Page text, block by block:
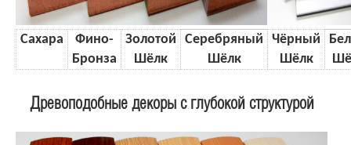
Сахара
Фино-
Бронза
Золотой
Шёлк
Серебряный
Шёлк
Чёрный
Шёлк
Древоподобные декоры с глубокой структурой